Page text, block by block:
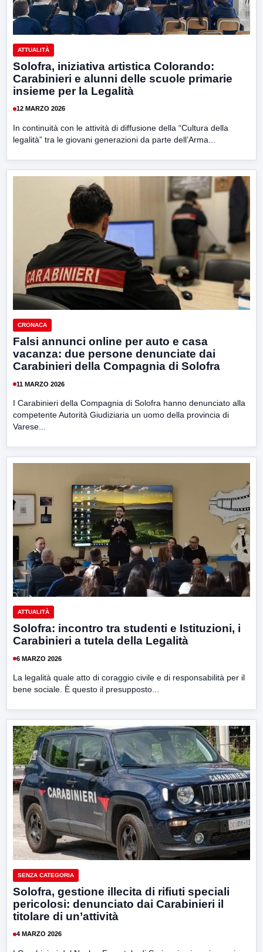
ATTUALITÀ
Solofra, iniziativa artistica Colorando:
Carabinieri e alunni delle scuole primarie
insieme per la Legalità
12 MARZO 2026
In continuità con le attività di diffusione della “Cultura della
legalità” tra le giovani generazioni da parte dell’Arma...
CRONACA
Falsi annunci online per auto e casa
vacanza: due persone denunciate dai
Carabinieri della Compagnia di Solofra
11 MARZO 2026
I Carabinieri della Compagnia di Solofra hanno denunciato alla
competente Autorità Giudiziaria un uomo della provincia di
Varese...
ATTUALITÀ
Solofra: incontro tra studenti e Istituzioni, i
Carabinieri a tutela della Legalità
6 MARZO 2026
La legalità quale atto di coraggio civile e di responsabilità per il
bene sociale. È questo il presupposto...
SENZA CATEGORIA
Solofra, gestione illecita di rifiuti speciali
pericolosi: denunciato dai Carabinieri il
titolare di un’attività
4 MARZO 2026